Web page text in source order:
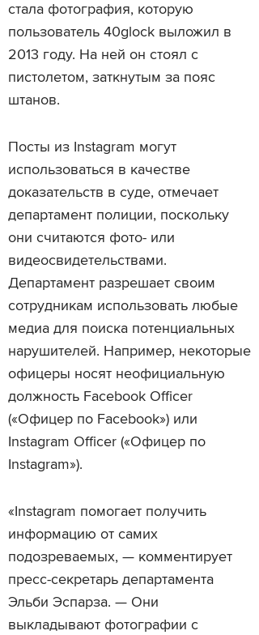
стала фотография, которую
пользователь 40glock выложил в
2013 году. На ней он стоял с
пистолетом, заткнутым за пояс
штанов.
Посты из Instagram могут
использоваться в качестве
доказательств в суде, отмечает
департамент полиции, поскольку
они считаются фото- или
видеосвидетельствами.
Департамент разрешает своим
сотрудникам использовать любые
медиа для поиска потенциальных
нарушителей. Например, некоторые
офицеры носят неофициальную
должность Facebook Officer
(«Офицер по Facebook») или
Instagram Officer («Офицер по
Instagram»).
«Instagram помогает получить
информацию от самих
подозреваемых, — комментирует
пресс-секретарь департамента
Эльби Эспарза. — Они
выкладывают фотографии с